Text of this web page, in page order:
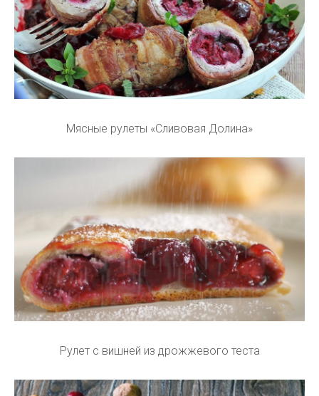
Мясные рулеты «Сливовая Долина»
Рулет с вишней из дрожжевого теста